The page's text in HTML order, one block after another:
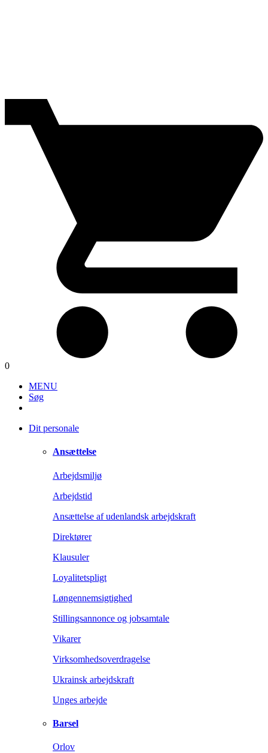
0
MENU
Søg
Dit personale
Ansættelse
Arbejdsmiljø
Arbejdstid
Ansættelse af udenlandsk arbejdskraft
Direktører
Klausuler
Loyalitetspligt
Løngennemsigtighed
Stillingsannonce og jobsamtale
Vikarer
Virksomhedsoverdragelse
Ukrainsk arbejdskraft
Unges arbejde
Barsel
Orlov